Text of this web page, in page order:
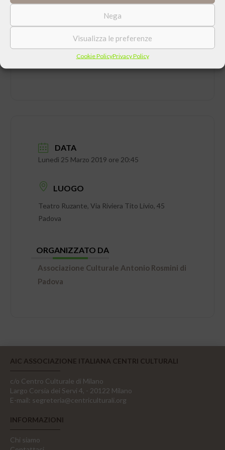
Nega
Visualizza le preferenze
Cookie PolicyPrivacy Policy
CONDIVIDI QUESTO EVENTO
DATA
Lunedì 25 Marzo 2019 ore 20:45
LUOGO
Teatro Ruzante, Via Riviera Tito Livio, 45
Padova
ORGANIZZATO DA
Associazione Culturale Antonio Rosmini di
Padova
AIC ASSOCIAZIONE ITALIANA CENTRI CULTURALI
c/o Centro Culturale di Milano
Largo Corsia dei Servi 4, - 20122 Milano
E-mail: segreteria@centriculturali.org
INFORMAZIONI
Chi siamo